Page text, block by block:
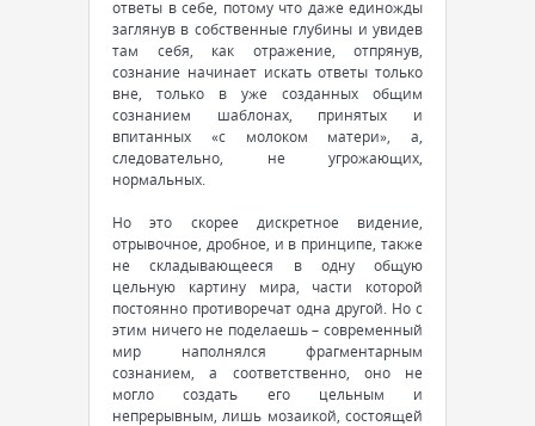
ответы в себе, потому что даже единожды
заглянув в собственные глубины и увидев
там себя, как отражение, отпрянув,
сознание начинает искать ответы только
вне, только в уже созданных общим
сознанием шаблонах, принятых и
впитанных «с молоком матери», а,
следовательно, не угрожающих,
нормальных.
Но это скорее дискретное видение,
отрывочное, дробное, и в принципе, также
не складывающееся в одну общую
цельную картину мира, части которой
постоянно противоречат одна другой. Но с
этим ничего не поделаешь – современный
мир наполнялся фрагментарным
сознанием, а соответственно, оно не
могло создать его цельным и
непрерывным, лишь мозаикой, состоящей